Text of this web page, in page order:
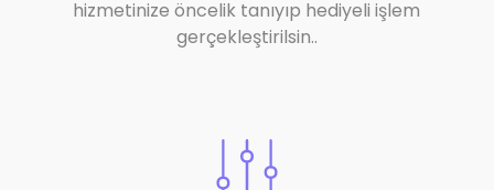
hizmetinize öncelik tanıyıp hediyeli işlem
gerçekleştirilsin..